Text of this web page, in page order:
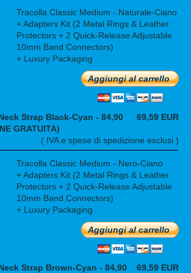
Tracolla Classic Medium - Naturale-Ciano
+ Adapters Kit (2 Metal Rings & Leather
Protectors + 2 Quick-Release Adjustable
10mm Band Connectors)
+ Luxury Packaging
Aggiungi al carrello
Strap Black-Cyan - 84,90
GRATUITA)
69,59 EUR
( IVA e spese di spedizione esclusi )
Tracolla Classic Medium - Nero-Ciano
+ Adapters Kit (2 Metal Rings & Leather
Protectors + 2 Quick-Release Adjustable
10mm Band Connectors)
+ Luxury Packaging
Aggiungi al carrello
Strap Brown-Cyan - 84,90
69,59 EUR